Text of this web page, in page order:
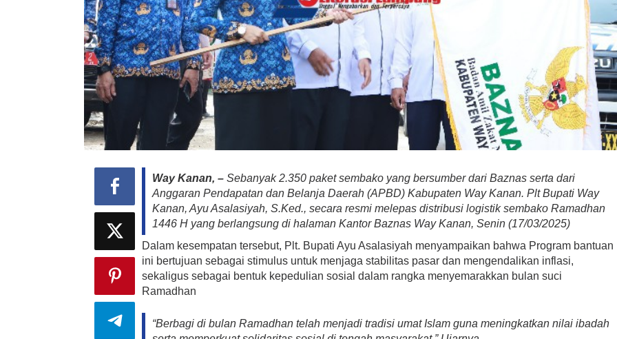
Way Kanan, – Sebanyak 2.350 paket sembako yang bersumber dari Baznas serta dari
Anggaran Pendapatan dan Belanja Daerah (APBD) Kabupaten Way Kanan. Plt Bupati Way
Kanan, Ayu Asalasiyah, S.Ked., secara resmi melepas distribusi logistik sembako Ramadhan
1446 H yang berlangsung di halaman Kantor Baznas Way Kanan, Senin (17/03/2025)
Dalam kesempatan tersebut, Plt. Bupati Ayu Asalasiyah menyampaikan bahwa Program bantuan
ini bertujuan sebagai stimulus untuk menjaga stabilitas pasar dan mengendalikan inflasi,
sekaligus sebagai bentuk kepedulian sosial dalam rangka menyemarakkan bulan suci
Ramadhan
“Berbagi di bulan Ramadhan telah menjadi tradisi umat Islam guna meningkatkan nilai ibadah